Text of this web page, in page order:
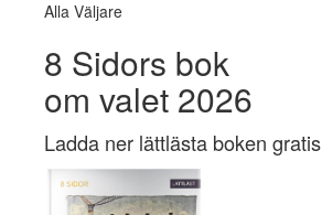
Alla Väljare
8 Sidors bok
om valet 2026
Ladda ner lättlästa boken gratis